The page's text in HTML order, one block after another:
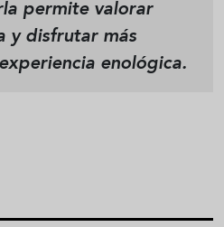
permite valorar
y disfrutar más
enológica.